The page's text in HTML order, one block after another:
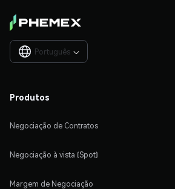
Português 
Produtos
Negociação de Contratos
Negociação à vista (Spot)
Margem de Negociação